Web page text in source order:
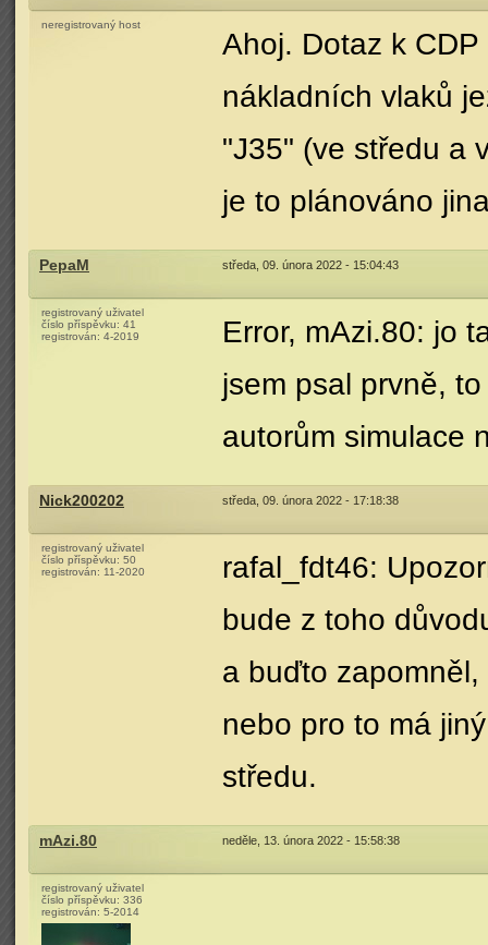
neregistrovaný host
Ahoj. Dotaz k
nákladních vlaků
"J35" (ve středu a
je to plánováno
PepaM středa, 09. února 2022 - 15:04:43
registrovaný uživatel
číslo příspěvku: 41
registrován: 4-2019
Error, mAzi.80: jo
jsem psal prvně,
autorům simulace
Nick200202 středa, 09. února 2022 - 17:18:38
registrovaný uživatel
číslo příspěvku: 50
registrován: 11-2020
rafal_fdt46:
bude z toho
a buďto
nebo pro to má
středu.
mAzi.80 neděle, 13. února 2022 - 15:58:38
registrovaný uživatel
číslo příspěvku: 336
registrován: 5-2014